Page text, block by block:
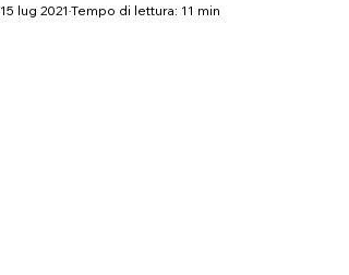
15 lug 2021 Tempo di lettura: 11 min